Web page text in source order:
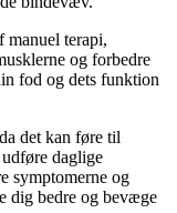
manuel terapi,
og forbedre
fod og dets funktion
det kan føre til
daglige
symptomerne og
dig bedre og bevæge